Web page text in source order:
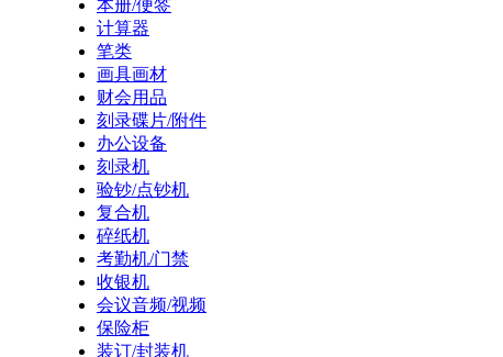
本册/便签
计算器
笔类
画具画材
财会用品
刻录碟片/附件
办公设备
刻录机
验钞/点钞机
复合机
碎纸机
考勤机/门禁
收银机
会议音频/视频
保险柜
装订/封装机